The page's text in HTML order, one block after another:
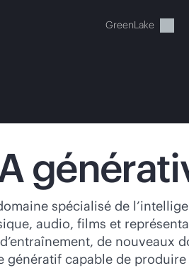
GreenLake
Votre panier est
vous dans la boutique HPE
spécialisé de
audio, films et
de
génératif capable de